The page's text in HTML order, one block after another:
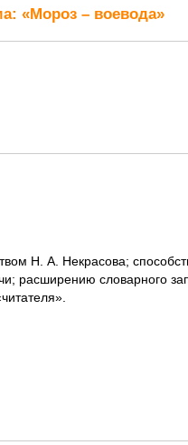
«Мороз – воевода»
Н. А. Некрасова;
расширению словарного